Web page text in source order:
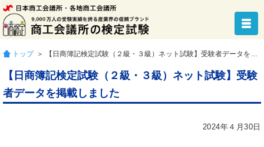
トップ ＞ 【日商簿記検定試験（２級・３級）ネット試験】受験者データを掲載しました
【日商簿記検定試験（２級・３級）ネット試験】受験
者データを掲載しました
2024年４月30日